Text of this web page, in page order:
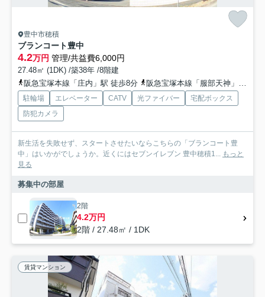
豊中市穂積
ブランコート豊中
4.2万円 管理/共益費6,000円
27.48㎡ (1DK) /築38年 /8階建
阪急宝塚本線「庄内」駅 徒歩8分
阪急宝塚本線「服部天神」駅 徒歩10分
駐輪場 エレベーター CATV 光ファイバー
宅配ボックス
防犯カメラ
新生活を失敗せず、スタートさせたいならこちらの「ブランコート豊
中」はいかがでしょうか。近くにはセブンイレブン 豊中穂積1... もっと
見る
募集中の部屋
2階
4.2万円
2階 / 27.48㎡ / 1DK
賃貸マンション